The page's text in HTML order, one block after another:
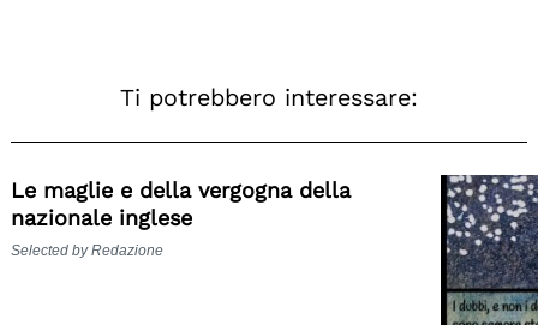
Ti potrebbero interessare:
Le maglie e della vergogna della
nazionale inglese
Selected by Redazione